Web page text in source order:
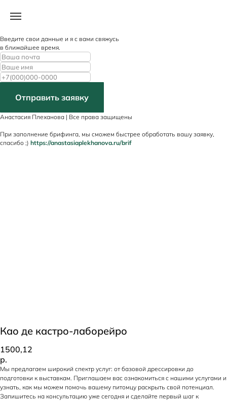
Введите свои данные и я с вами свяжусь
в ближайшее время.
Отправить заявку
Анастасия Плеханова | Все права защищены
При заполнение брифинга, мы сможем быстрее обработать вашу заявку,
спасибо ;) https://anastasiaplekhanova.ru/brif
Као де кастро-лаборейро
1500,12
р.
Мы предлагаем широкий спектр услуг: от базовой дрессировки до
подготовки к выставкам. Приглашаем вас ознакомиться с нашими услугами и
узнать, как мы можем помочь вашему питомцу раскрыть свой потенциал.
Запишитесь на консультацию уже сегодня и сделайте первый шаг к